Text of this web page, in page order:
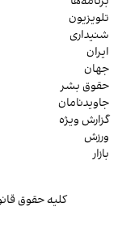
تلویزیون
شنیداری
ایران
جهان
حقوق بشر
جاویدنامان
گزارش ویژه
ورزش
بازار
کلیه حقوق